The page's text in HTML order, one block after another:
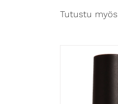
Tutustu myös